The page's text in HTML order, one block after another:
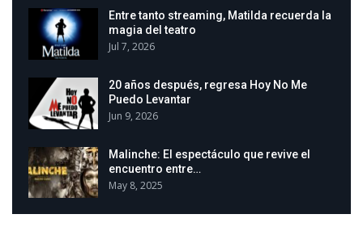
Entre tanto streaming, Matilda recuerda la
magia del teatro
Jul 7, 2026
20 años después, regresa Hoy No Me
Puedo Levantar
Jun 9, 2026
Malinche: El espectáculo que revive el
encuentro entre…
May 8, 2025